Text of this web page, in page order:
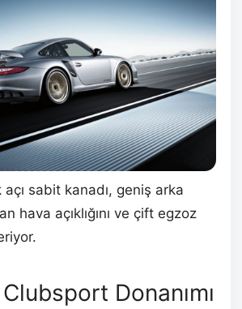
sabit kanadı, geniş arka
hava açıklığını ve çift egzoz
Donanımı